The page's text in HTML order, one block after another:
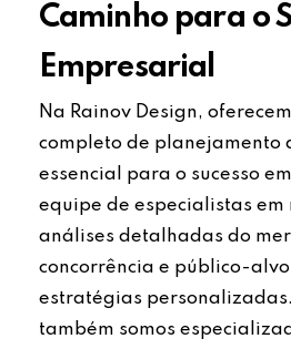
Caminho para o
Empresarial
Na Rainov Design,
completo de planejamento
essencial para o sucesso
equipe de especialistas em
análises detalhadas do
concorrência e público-
estratégias
também somos